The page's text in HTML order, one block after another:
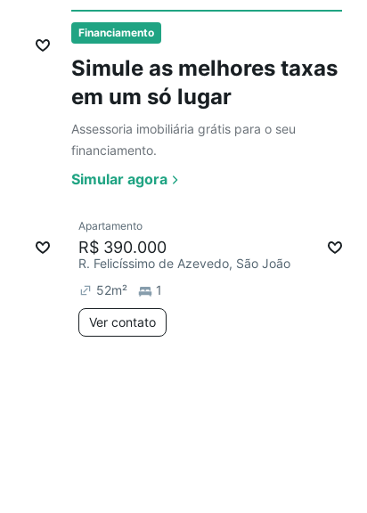
Financiamento
Simule as melhores taxas
em um só lugar
Assessoria imobiliária grátis para o seu
financiamento.
Simular agora
Ver
Apartamento
R$ 390.000
R. Felicíssimo de Azevedo, São João
52m² 1
Ver contato